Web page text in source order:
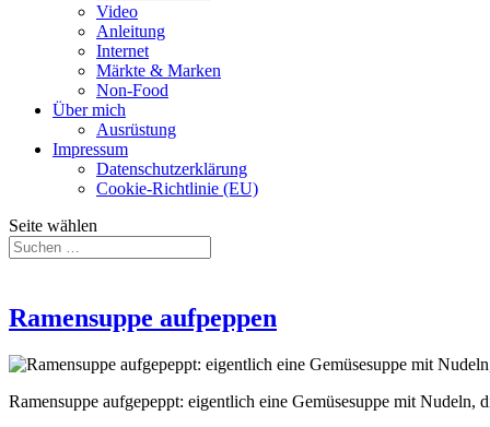
Video
Anleitung
Internet
Märkte & Marken
Non-Food
Über mich
Ausrüstung
Impressum
Datenschutzerklärung
Cookie-Richtlinie (EU)
Seite wählen
Ramensuppe aufpeppen
Ramensuppe aufgepeppt: eigentlich eine Gemüsesuppe mit